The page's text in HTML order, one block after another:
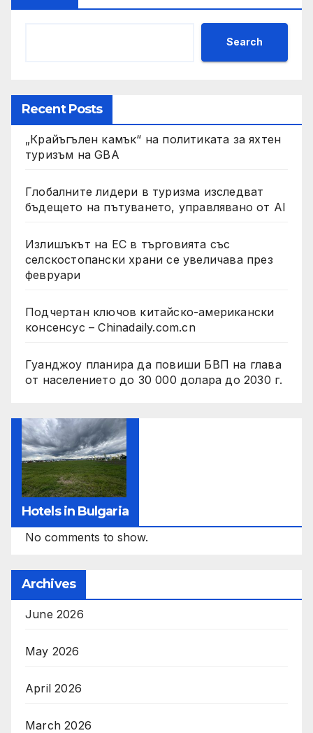
Search
Recent Posts
„Крайъгълен камък“ на политиката за яхтен
туризъм на GBA
Глобалните лидери в туризма изследват
бъдещето на пътуването, управлявано от AI
Излишъкът на ЕС в търговията със
селскостопански храни се увеличава през
февруари
Подчертан ключов китайско-американски
консенсус – Chinadaily.com.cn
Гуанджоу планира да повиши БВП на глава
от населението до 30 000 долара до 2030 г.
Hotels in Bulgaria
No comments to show.
Archives
June 2026
May 2026
April 2026
March 2026